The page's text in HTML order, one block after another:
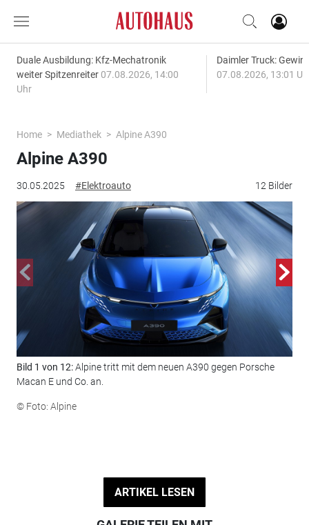
Duale Ausbildung: Kfz-Mechatronik
weiter Spitzenreiter 07.08.2026, 14:00
Uhr
Daimler Truck:
07.08.2026, 13:01
Home Mediathek Alpine A390
30.05.2025 #Elektroauto 12 Bilder
Alpine A390
Bild 1 von 12:Alpine tritt mit dem neuen A390 gegen Porsche
Macan E und Co. an.
© Foto: Alpine
ARTIKEL LESEN